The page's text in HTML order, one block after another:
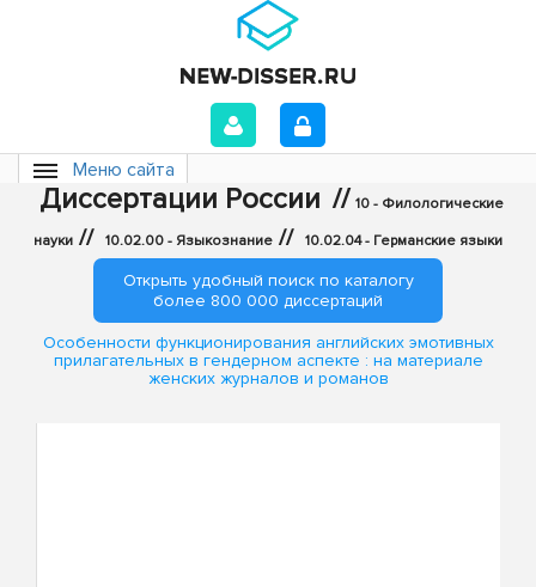
Меню сайта
Диссертации России // 10 - Филологические
науки // 10.02.00 - Языкознание // 10.02.04 - Германские языки
Открыть удобный поиск по каталогу
более 800 000 диссертаций
Особенности функционирования английских эмотивных
прилагательных в гендерном аспекте : на материале
женских журналов и романов